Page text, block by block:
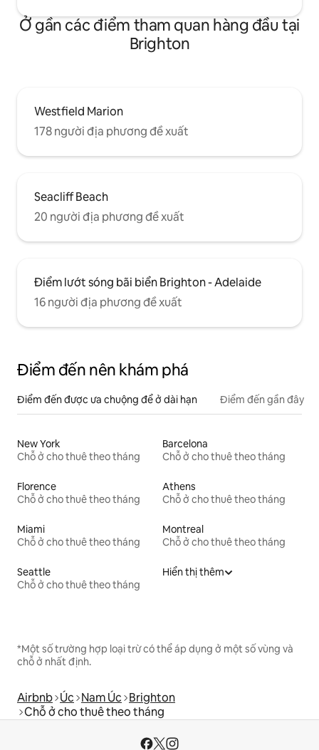
Ở gần các điểm tham quan hàng đầu tại
Brighton
Westfield Marion
178 người địa phương đề xuất
Seacliff Beach
20 người địa phương đề xuất
Điểm lướt sóng bãi biển Brighton - Adelaide
16 người địa phương đề xuất
Điểm đến nên khám phá
Điểm đến được ưa chuộng để ở dài hạn Điểm đến gần đây
New York
Chỗ ở cho thuê theo tháng
Barcelona
Chỗ ở cho thuê theo tháng
Florence
Chỗ ở cho thuê theo tháng
Athens
Chỗ ở cho thuê theo tháng
Miami
Chỗ ở cho thuê theo tháng
Montreal
Chỗ ở cho thuê theo tháng
Seattle
Chỗ ở cho thuê theo tháng
Hiển thị thêm
*Một số trường hợp loại trừ có thể áp dụng ở một số vùng và
chỗ ở nhất định.
Airbnb Úc Nam Úc Brighton
Chỗ ở cho thuê theo tháng